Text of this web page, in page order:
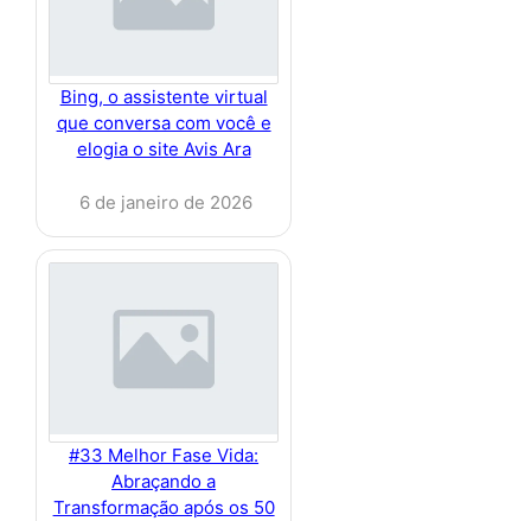
Bing, o assistente virtual
que conversa com você e
elogia o site Avis Ara
6 de janeiro de 2026
#33 Melhor Fase Vida:
Abraçando a
Transformação após os 50